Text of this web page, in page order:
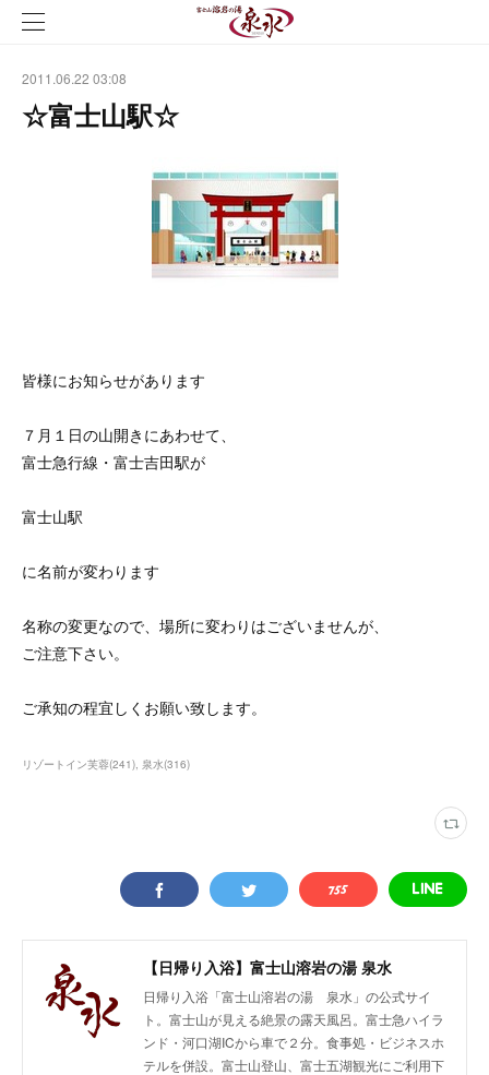
2011.06.22 03:08
☆富士山駅☆
皆様にお知らせがあります
７月１日の山開きにあわせて、
富士急行線・富士吉田駅が
富士山駅
に名前が変わります
名称の変更なので、場所に変わりはございませんが、
ご注意下さい。
ご承知の程宜しくお願い致します。
リゾートイン芙蓉(241) 泉水(316)
【日帰り入浴】富士山溶岩の湯 泉水
日帰り入浴「富士山溶岩の湯 泉水」の公式サイ
ト。富士山が見える絶景の露天風呂。富士急ハイラ
ンド・河口湖ICから車で２分。食事処・ビジネスホ
テルを併設。富士山登山、富士五湖観光にご利用下